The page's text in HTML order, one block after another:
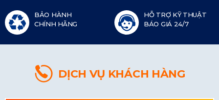
BẢO HÀNH
CHÍNH HÃNG
HỖ TRỢ KỸ THUẬT
BÁO GIÁ 24/7
DỊCH VỤ KHÁCH HÀNG